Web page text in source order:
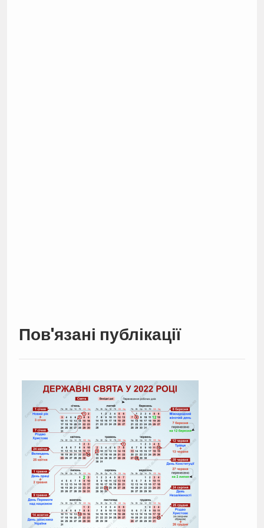
Пов'язані публікації